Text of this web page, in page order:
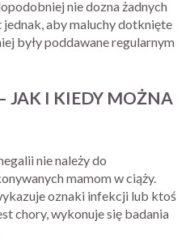
nie dozna żadnych
aby maluchy dotknięte
były poddawane regularnym
JAK I KIEDY MOŻNA
nie należy do
mamom w ciąży.
oznaki infekcji lub ktoś
chory, wykonuje się badania